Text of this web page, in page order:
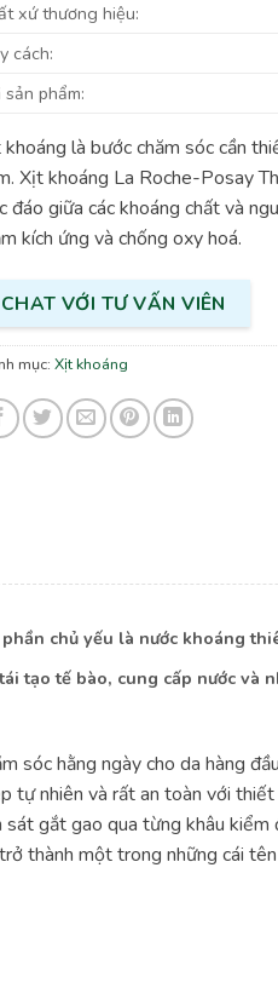
xứ thương hiệu:
cách:
sản phẩm:
là bước chăm sóc cần
Xịt khoáng La Roche-Posay
đáo giữa các khoáng chất và
kích ứng và chống oxy hoá.
CHAT VỚI TƯ VẤN VIÊN
mục: Xịt khoáng
chủ yếu là nước khoáng
tạo tế bào, cung cấp nước và
hằng ngày cho da hàng
tự nhiên và rất an toàn với
gắt gao qua từng khâu
thành một trong những cái